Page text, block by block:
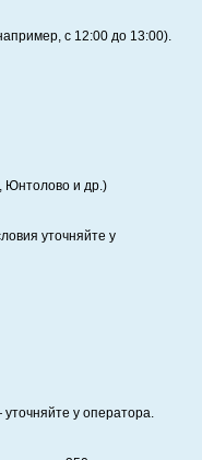
с 12:00 до 13:00).
Юнтолово и др.)
уточняйте у
у оператора.